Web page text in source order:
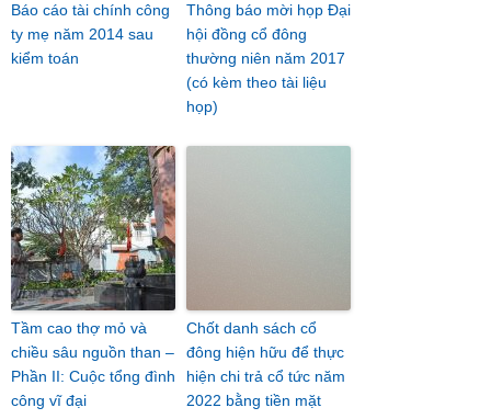
Báo cáo tài chính công
ty mẹ năm 2014 sau
kiểm toán
Thông báo mời họp Đại
hội đồng cổ đông
thường niên năm 2017
(có kèm theo tài liệu
họp)
Tầm cao thợ mỏ và
chiều sâu nguồn than –
Phần II: Cuộc tổng đình
công vĩ đại
Chốt danh sách cổ
đông hiện hữu để thực
hiện chi trả cổ tức năm
2022 bằng tiền mặt